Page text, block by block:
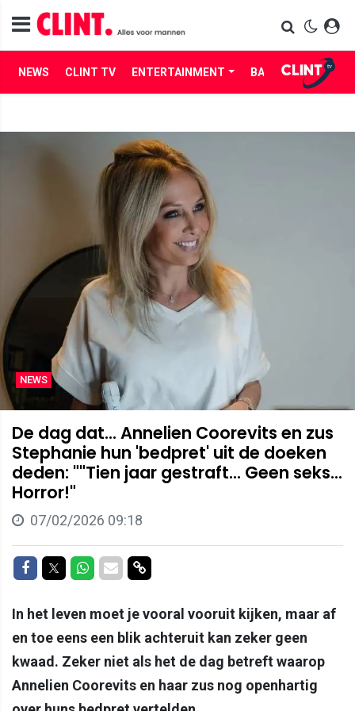
NEWS CLINT TV ENTERTAINMENT BABES LIFE
NEWS
De dag dat... Annelien Coorevits en zus
Stephanie hun 'bedpret' uit de doeken
deden: ""Tien jaar gestraft... Geen seks...
Horror!"
07/02/2026 09:18
Delen op Facebook
Delen op Twitter
Delen op Whatsapp
Delen via Mail
Delen via link
In het leven moet je vooral vooruit kijken, maar af
en toe eens een blik achteruit kan zeker geen
kwaad. Zeker niet als het de dag betreft waarop
Annelien Coorevits en haar zus nog openhartig